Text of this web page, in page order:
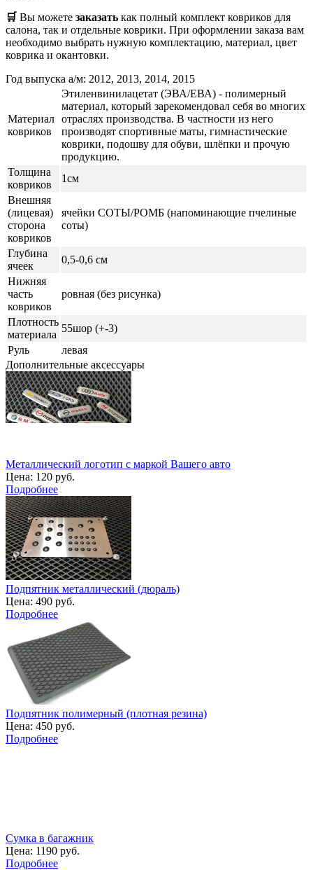
🛒 Вы можете заказать как полный комплект ковриков для
салона, так и отдельные коврики. При оформлении заказа вам
необходимо выбрать нужную комплектацию, материал, цвет
коврика и окантовки.
Год выпуска а/м: 2012, 2013, 2014, 2015
Материал
ковриков
Этиленвинилацетат (ЭВА/ЕВА) - полимерный
материал, который зарекомендовал себя во многих
отраслях производства. В частности из него
производят спортивные маты, гимнастические
коврики, подошву для обуви, шлёпки и прочую
продукцию.
Толщина
ковриков
1см
Внешняя
(лицевая)
сторона
ковриков
ячейки СОТЫ/РОМБ (напоминающие пчелиные
соты)
Глубина
ячеек
0,5-0,6 см
Нижняя
часть
ковриков
ровная (без рисунка)
Плотность
материала
55шор (+-3)
Руль
левая
Дополнительные аксессуары
Металлический логотип с маркой Вашего авто
Цена: 120 руб.
Подробнее
Подпятник металлический (дюраль)
Цена: 490 руб.
Подробнее
Подпятник полимерный (плотная резина)
Цена: 450 руб.
Подробнее
Сумка в багажник
Цена: 1190 руб.
Подробнее